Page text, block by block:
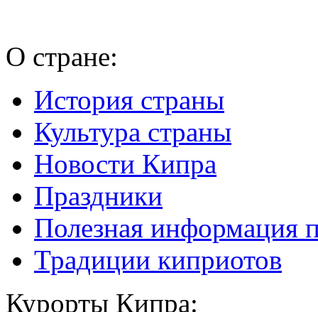
О стране:
История страны
Культура страны
Новости Кипра
Праздники
Полезная информация
Традиции киприотов
Курорты Кипра: